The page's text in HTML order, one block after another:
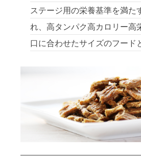
ステージ用の栄養基準を満た
れ、高タンパク高カロリー高
口に合わせたサイズのフード